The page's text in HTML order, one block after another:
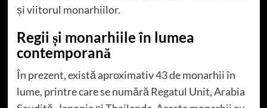
și viitorul monarhiilor.
Regii și monarhiile în lumea
contemporană
În prezent, există aproximativ 43 de monarhii în
lume, printre care se numără Regatul Unit, Arabia